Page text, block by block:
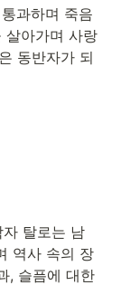
과하며 죽음
살아가며 사랑
동반자가 되
탈로는 남
역사 속의 장
, 슬픔에 대한